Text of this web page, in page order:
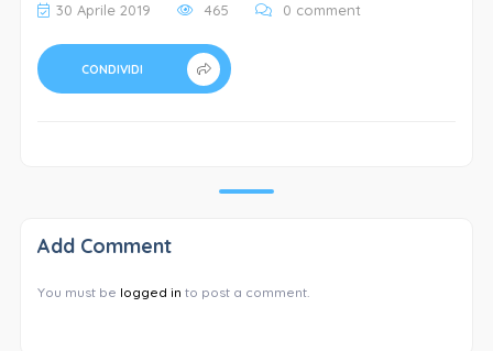
30 Aprile 2019 465 0 comment
CONDIVIDI
Add Comment
You must be logged in to post a comment.